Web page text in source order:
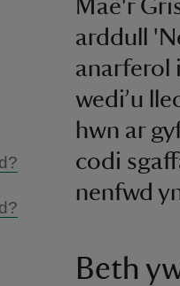
Mae'r
arddull
anarferol
wedi’u
hwn ar
codi
nenfwd
Beth